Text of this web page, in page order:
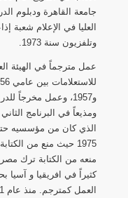
جامعة القاهرة ودبلوم
العليا في الإعلام شعبة
وتلفزيون سنة 1973.
عمل مترجماً في الهيئة
و1957، وعمل مخرجاً
ومذيعاً في البرنامج
الذي كان من مؤسسيه
1975 حيث منع من
منعه من الكتابة ترك
كثيراً في افريقيا و آسيا